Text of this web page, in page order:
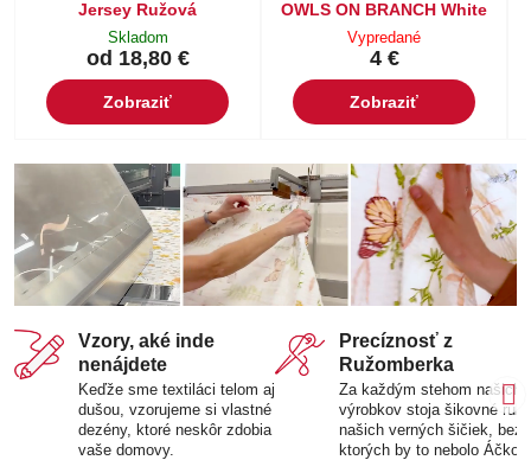
Jersey Ružová
Skladom
od 18,80 €
Zobraziť
OWLS ON BRANCH White
Vypredané
4 €
Zobraziť
Vzory, aké inde
nenájdete
Keďže sme textiláci telom aj
dušou, vzorujeme si vlastné
dezény, ktoré neskôr zdobia
vaše domovy.
Precíznosť z
Ružomberka
Za každým stehom našich
výrobkov stoja šikovné ruky
našich verných šičiek, bez
ktorých by to nebolo Áčko.